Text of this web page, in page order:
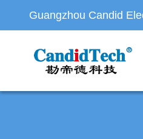
Guangzhou Candid